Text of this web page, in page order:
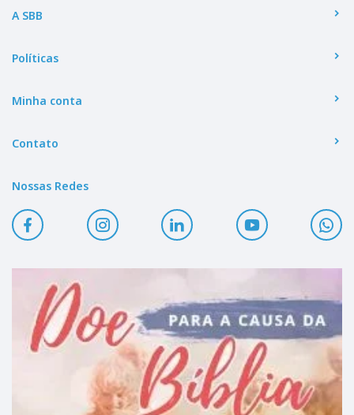
A SBB
Políticas
Minha conta
Contato
Nossas Redes